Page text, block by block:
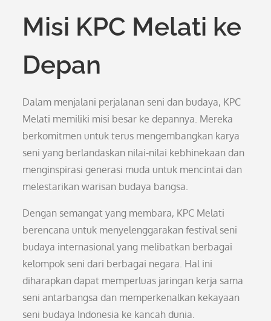
Misi KPC Melati ke
Depan
Dalam menjalani perjalanan seni dan budaya, KPC
Melati memiliki misi besar ke depannya. Mereka
berkomitmen untuk terus mengembangkan karya
seni yang berlandaskan nilai-nilai kebhinekaan dan
menginspirasi generasi muda untuk mencintai dan
melestarikan warisan budaya bangsa.
Dengan semangat yang membara, KPC Melati
berencana untuk menyelenggarakan festival seni
budaya internasional yang melibatkan berbagai
kelompok seni dari berbagai negara. Hal ini
diharapkan dapat memperluas jaringan kerja sama
seni antarbangsa dan memperkenalkan kekayaan
seni budaya Indonesia ke kancah dunia.